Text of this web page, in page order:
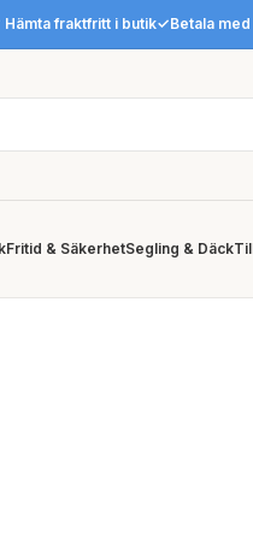
fraktfritt i butik✓Betala med
Fritid & SäkerhetSegling & Däck